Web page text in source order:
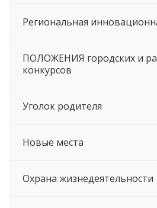
Региональная
ПОЛОЖЕНИЯ городских и
конкурсов
Уголок родителя
Новые места
Охрана жизнедеятельности